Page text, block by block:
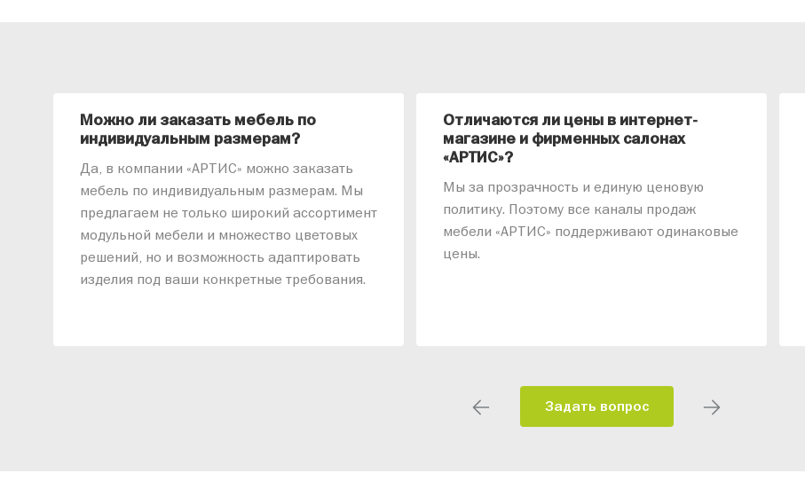
Можно ли заказать мебель по
индивидуальным размерам?
Да, в компании «АРТИС» можно заказать
мебель по индивидуальным размерам. Мы
предлагаем не только широкий ассортимент
модульной мебели и множество цветовых
решений, но и возможность адаптировать
изделия под ваши конкретные требования.
Отличаются ли цены в интернет-
магазине и фирменных салонах
«АРТИС»?
Мы за прозрачность и единую ценовую
политику. Поэтому все каналы продаж
мебели «АРТИС» поддерживают одинаковые
цены.
Задать вопрос